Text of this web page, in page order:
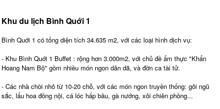
Khu du lịch Bình Quới 1
Bình Quới 1 có tổng diện tích 34.635 m2, với các loại hình dịch vụ:
- Khu Bình Quới 1 Buffet : rộng hơn 3.000m2, với chủ đề ẩm thực "Khẩn
Hoang Nam Bộ" gồm nhiều món ngon dân dã, và đờn ca tài tử.
- Các nhà chòi nhỏ từ 10-20 chỗ, với các món ngon truyền thống: gỏi ngũ
sắc, lẩu hoa đồng nội, cá lóc hấp bầu, gà nướng, xôi chiên phồng...